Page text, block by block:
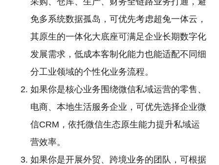
免多系统数据孤岛，可优先考虑超兔一体云，
其原生的一体化大底座可满足企业长期数字化
发展需求，低成本客制化能力也能适配不同细
分工业领域的个性化业务流程。
如果你是核心业务围绕微信私域运营的零售、
电商、本地生活服务企业，可优先选择企业微
信CRM，依托微信生态原生能力提升私域运
营效率。
如果你是开展外贸、跨境业务的团队，可根据